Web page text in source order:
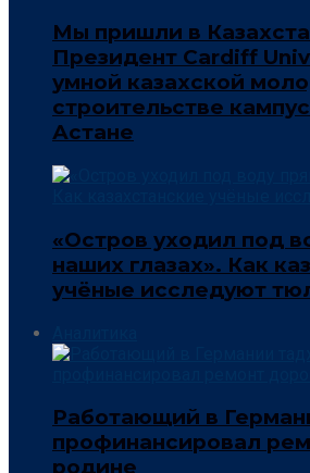
Мы пришли в
Президент Cardiff
умной казахской
строительстве
Астане
«Остров уходил под
наших глазах». Как
учёные исследуют
Работающий в
профинансировал
родине